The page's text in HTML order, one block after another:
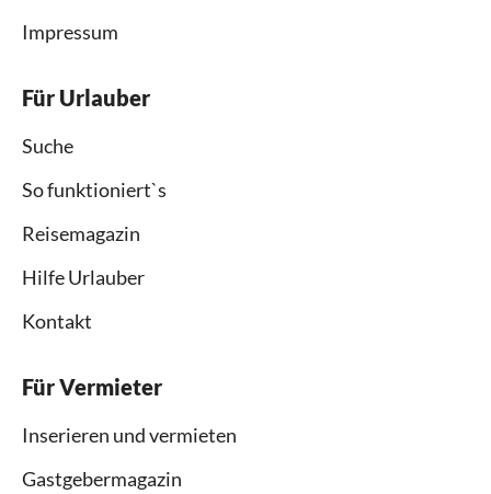
Impressum
Für Urlauber
Suche
So funktioniert`s
Reisemagazin
Hilfe Urlauber
Kontakt
Für Vermieter
Inserieren und vermieten
Gastgebermagazin